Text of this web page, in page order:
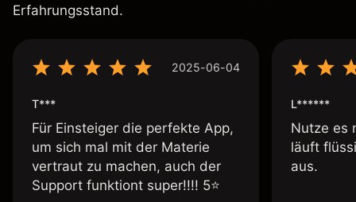
Erfahrungsstand.
2025-06-04
T***
Für Einsteiger die perfekte App,
um sich mal mit der Materie
vertraut zu machen, auch der
Support funktiont super!!!! 5⭐️
L******
Nutze es
läuft
aus.